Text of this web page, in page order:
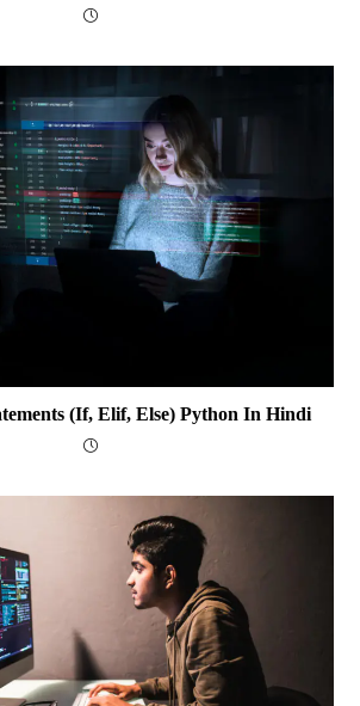
(if, Elif, Else) Python In Hindi